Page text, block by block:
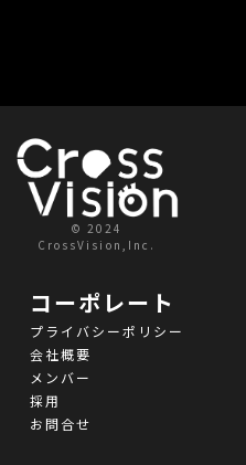
© 2024
CrossVision,Inc.
コーポレート
プライバシーポリシー
会社概要
メンバー
採用
お問合せ